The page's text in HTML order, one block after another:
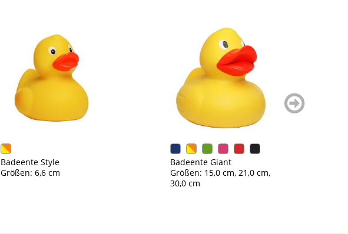
Badeente Style
Größen: 6,6 cm
Badeente Giant
Größen: 15,0 cm, 21,0 cm,
30,0 cm
weiter
blättern